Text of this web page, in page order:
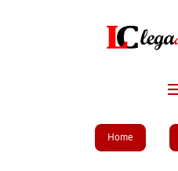
Home